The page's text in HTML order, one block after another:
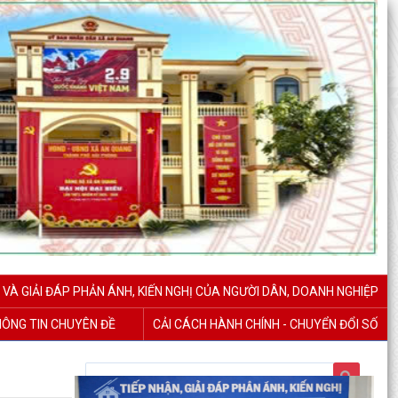
GIẢI ĐÁP PHẢN ÁNH, KIẾN NGHỊ CỦA NGƯỜI DÂN, DOANH NGHIỆP
TIN CHUYÊN ĐỀ CẢI CÁCH HÀNH CHÍNH - CHUYỂN ĐỔI SỐ
Báo cáo công tác cải cách hành chính tháng 7